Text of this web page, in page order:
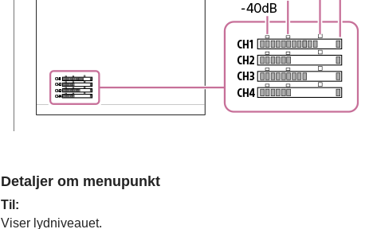
Detaljer om menupunkt
Til :
Viser lydniveauet.